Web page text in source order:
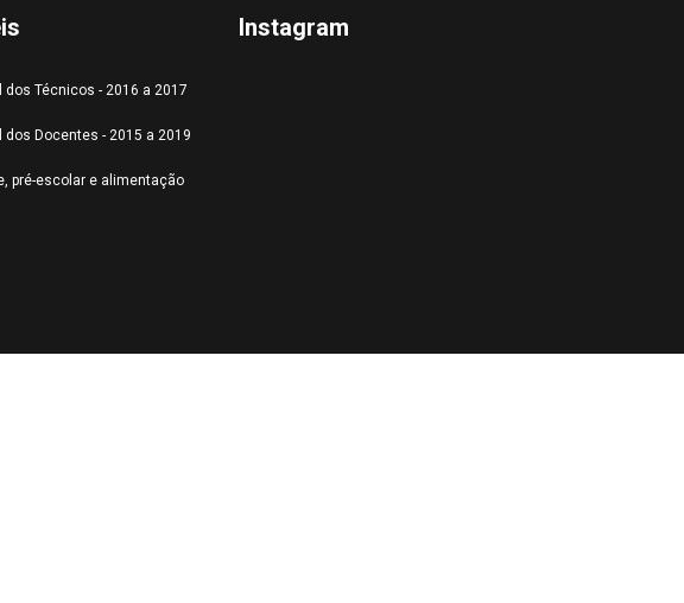
dos Técnicos - 2016 a 2017
dos Docentes - 2015 a 2019
pré-escolar e alimentação
Instagram